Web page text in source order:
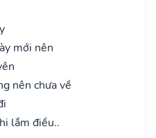
mới nên
nên chưa về
lắm điều..